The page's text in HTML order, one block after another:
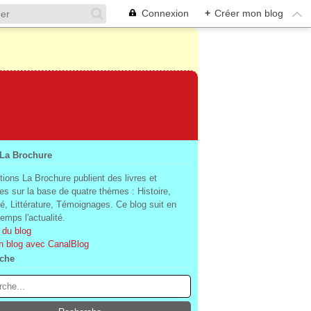
Connexion + Créer mon blog
Brochure
La Brochure publient des livres et
sur la base de quatre thèmes : Histoire,
Littérature, Témoignages. Ce blog suit en
l'actualité.
blog
blog avec CanalBlog